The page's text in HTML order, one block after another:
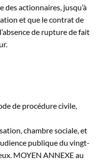
des actionnaires, jusqu’à
et que le contrat de
de rupture de fait
de procédure civile,
chambre sociale, et
publique du vingt-
MOYEN ANNEXE au